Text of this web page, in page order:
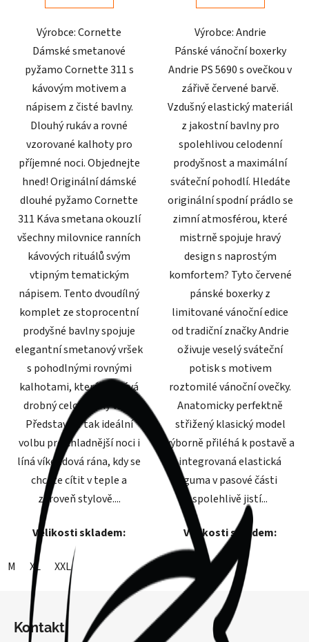
hvězdiček.
Výrobce: Cornette
Dámské smetanové
pyžamo Cornette 311 s
kávovým motivem a
nápisem z čisté bavlny.
Dlouhý rukáv a rovné
vzorované kalhoty pro
příjemné noci. Objednejte
hned! Originální dámské
dlouhé pyžamo Cornette
311 Káva smetana okouzlí
všechny milovnice ranních
kávových rituálů svým
vtipným tematickým
nápisem. Tento dvoudílný
komplet ze stoprocentní
prodyšné bavlny spojuje
elegantní smetanový vršek
s pohodlnými rovnými
kalhotami, které pokrývá
drobný celoplošný vzor.
Představuje tak ideální
volbu pro chladnější noci i
líná víkendová rána, kdy se
chcete cítit v teple a
zároveň stylově....
Velikosti skladem:
M XL XXL
hvězdiček.
Výrobce: Andrie
Pánské vánoční boxerky
Andrie PS 5690 s ovečkou v
zářivě červené barvě.
Vzdušný elastický materiál
z jakostní bavlny pro
spolehlivou celodenní
prodyšnost a maximální
sváteční pohodlí. Hledáte
originální spodní prádlo se
zimní atmosférou, které
mistrně spojuje hravý
design s naprostým
komfortem? Tyto červené
pánské boxerky z
limitované vánoční edice
od tradiční značky Andrie
oživuje veselý sváteční
potisk s motivem
roztomilé vánoční ovečky.
Anatomicky perfektně
střižený klasický model
výborně přiléhá k postavě a
integrovaná elastická
guma v pasové části
spolehlivě jistí...
Velikosti skladem:
Kontakt